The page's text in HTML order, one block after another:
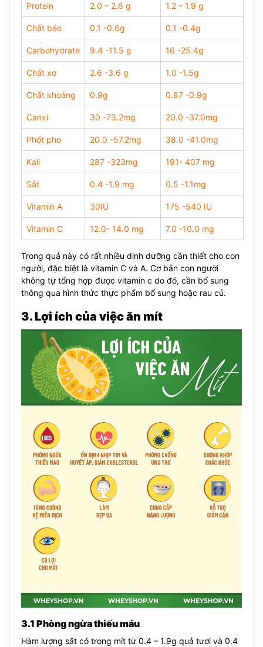
Protein 2.0 – 2.6 g 1.2 – 1.9 g
Chất béo 0.1 -0.6g 0.1 -0.4g
Carbohydrate 9.4 -11.5 g 16 -25.4g
Chất xơ 2.6 -3.6 g 1.0 -1.5g
Chất khoáng 0.9g 0.87 -0.9g
Canxi 30 -73.2mg 20.0 -37.0mg
Phốt pho 20.0 -57.2mg 38.0 -41.0mg
Kali 287 -323mg 191- 407 mg
Sắt 0.4 -1.9 mg 0.5 -1.1mg
Vitamin A 30IU 175 -540 IU
Vitamin C 12.0- 14.0 mg 7.0 -10.0 mg
Trong quả này có rất nhiều dinh dưỡng cần thiết cho con
người, đặc biệt là vitamin C và A. Cơ bản con người
không tự tổng hợp được vitamin c do đó, cần bổ sung
thông qua hình thức thực phẩm bổ sung hoặc rau củ.
3. Lợi ích của việc ăn mít
3.1 Phòng ngừa thiếu máu
Hàm lượng sắt có trong mít từ 0.4 – 1.9g quả tươi và 0.4